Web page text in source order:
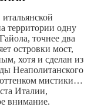
территории одну
точнее два
островки мост,
хотя и сделан из
Неаполитанского
мистики…
Италии,
внимание.